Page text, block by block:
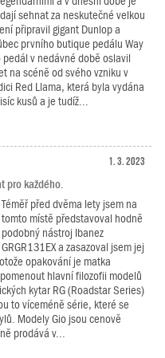
sehnat za neskutečné velkou
připravil gigant Dunlop a
prvního butique pedálu Way
pedál v nedávné době oslavil
na scéně od svého vzniku v
Red Llama, která byla vydána
kusů a je tudíž...
1. 3. 2023
pro každého.
Téměř před dvěma lety jsem na
tomto místě představoval hodně
podobný nástroj Ibanez
GRGR131EX a zasazoval jsem jej
opakování je matka
hlavní filozofii modelů
kytar RG (Roadstar Series)
to víceméně série, které se
Modely Gio jsou cenově
prodává v...